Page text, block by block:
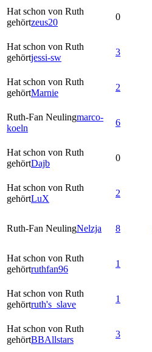
Hat schon von Ruth
gehörtzeus20
0
Hat schon von Ruth
gehörtjessi-sw
3
Hat schon von Ruth
gehörtMarnie
2
Ruth-Fan Neulingmarco-
koeln
6
Hat schon von Ruth
gehörtDajb
0
Hat schon von Ruth
gehörtLuX
2
Ruth-Fan NeulingNelzja 8
Hat schon von Ruth
gehörtruthfan96
1
Hat schon von Ruth
gehörtruth's_slave
1
Hat schon von Ruth
gehörtBBAllstars
3